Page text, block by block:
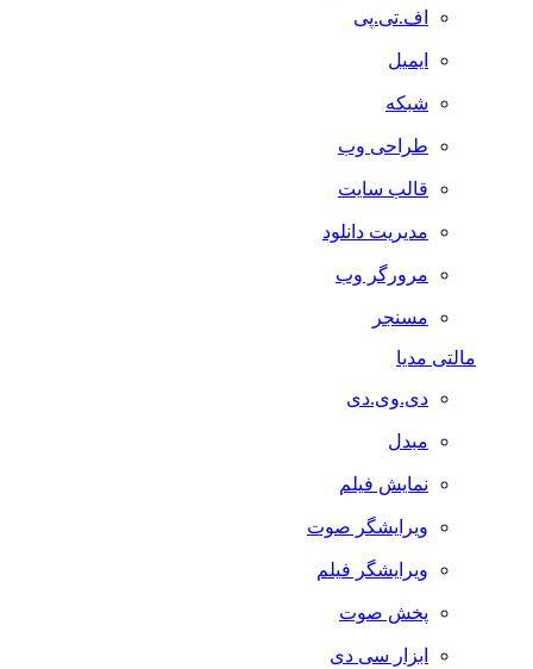
اف.تی.پی
ایمیل
شبکه
طراحی وب
قالب سایت
مدیریت دانلود
مرورگر وب
مسنجر
مالتی مدیا
دی.وی.دی
مبدل
نمایش فیلم
ویرایشگر صوت
ویرایشگر فیلم
پخش صوت
ابزار سی دی